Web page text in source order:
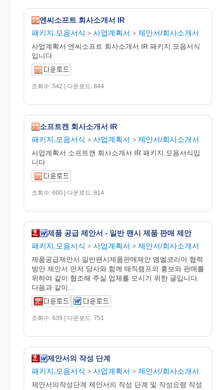
엔씨소프트 회사소개서 IR
패키지.모음서식 > 사업계획서 > 제안서/회사소개서
사업계획서 엔씨소프트 회사소개서 IR 패키지.모음서식
입니다
조회수: 542 | 다운로드: 844
소프트캔 회사소개서 IR
패키지.모음서식 > 사업계획서 > 제안서/회사소개서
사업계획서 소프트캔 회사소개서 IR 패키지.모음서식입
니다
조회수: 600 | 다운로드: 814
제품 공급 제안서 - 일반 팬시 제품 판매 제안
패키지.모음서식 > 사업계획서 > 제안서/회사소개서
제품공급제안서 일반팬시제품판매제안 엠엘코리아 협력
방안 제안서 먼저 당사와 함께 매직램프의 홍보와 판매를
위하여 같이 협조해 주실 업체를 모시기 위한 글입니다.
다음과 같이...
조회수: 639 | 다운로드: 751
제안서의 작성 단계
패키지.모음서식 > 사업계획서 > 제안서/회사소개서
제안서의작성단계 제안서의 작성 단계 및 작성요령 작성